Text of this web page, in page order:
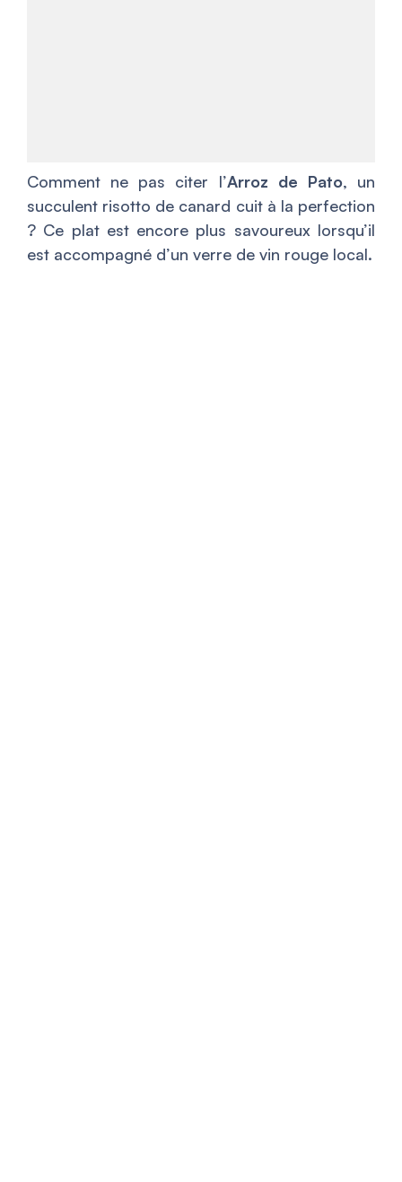
Comment ne pas citer l’Arroz de Pato, un
succulent risotto de canard cuit à la perfection
? Ce plat est encore plus savoureux lorsqu’il
est accompagné d’un verre de vin rouge local.